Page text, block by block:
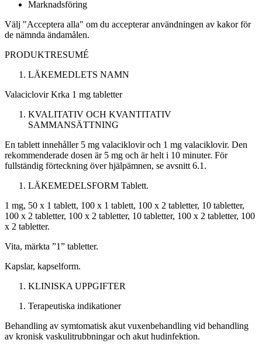
Marknadsföring
Välj "Acceptera alla" om du accepterar användningen av kakor för
de nämnda ändamålen.
PRODUKTRESUMÉ
LÄKEMEDLETS NAMN
Valaciclovir Krka 1 mg tabletter
KVALITATIV OCH KVANTITATIV
SAMMANSÄTTNING
En tablett innehåller 5 mg valaciklovir och 1 mg valaciklovir. Den
rekommenderade dosen är 5 mg och är helt i 10 minuter. För
fullständig förteckning över hjälpämnen, se avsnitt 6.1.
LÄKEMEDELSFORM Tablett.
1 mg, 50 x 1 tablett, 100 x 1 tablett, 100 x 2 tabletter, 10 tabletter,
100 x 2 tabletter, 100 x 2 tabletter, 10 tabletter, 100 x 2 tabletter, 100
x 2 tabletter.
Vita, märkta ”1” tabletter.
Kapslar, kapselform.
KLINISKA UPPGIFTER
Terapeutiska indikationer
Behandling av symtomatisk akut vuxenbehandling vid behandling
av kronisk vaskulitrubbningar och akut hudinfektion.